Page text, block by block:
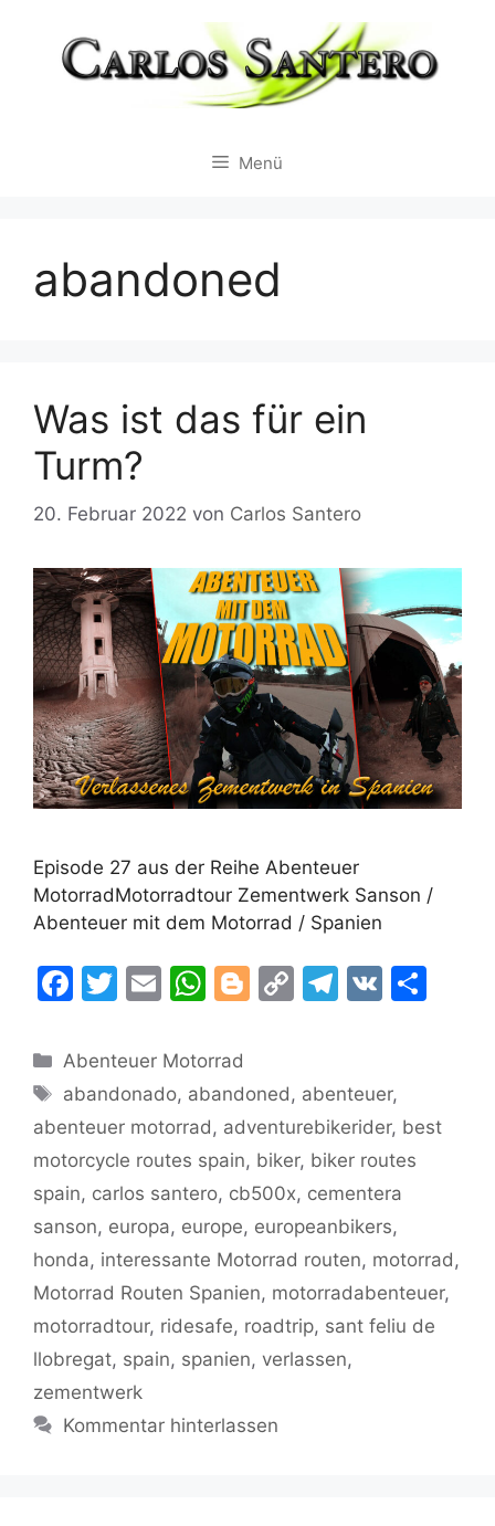
springen
Menü
abandoned
Was ist das für ein
Turm?
20. Februar 2022 von Carlos Santero
Episode 27 aus der Reihe Abenteuer
MotorradMotorradtour Zementwerk Sanson /
Abenteuer mit dem Motorrad / Spanien
F
c
e
b
o
o
k
T
itt
er
E
ai
l
W
at
s
A
p
p
Bl
g
er
C
y
Li
n
k
T
gr
a
m
V
Kategorien
Abenteuer Motorrad
Schlagwörter
abandonado, abandoned , abenteuer,
abenteuer motorrad , adventurebikerider, best
motorcycle routes spain, biker, biker routes
spain, carlos santero, cb500x, cementera
sanson, europa, europe, europeanbikers,
honda, interessante Motorrad routen, motorrad ,
Motorrad Routen Spanien, motorradabenteuer,
motorradtour, ridesafe, roadtrip, sant feliu de
llobregat, spain, spanien, verlassen,
zementwerk
Kommentar hinterlassen